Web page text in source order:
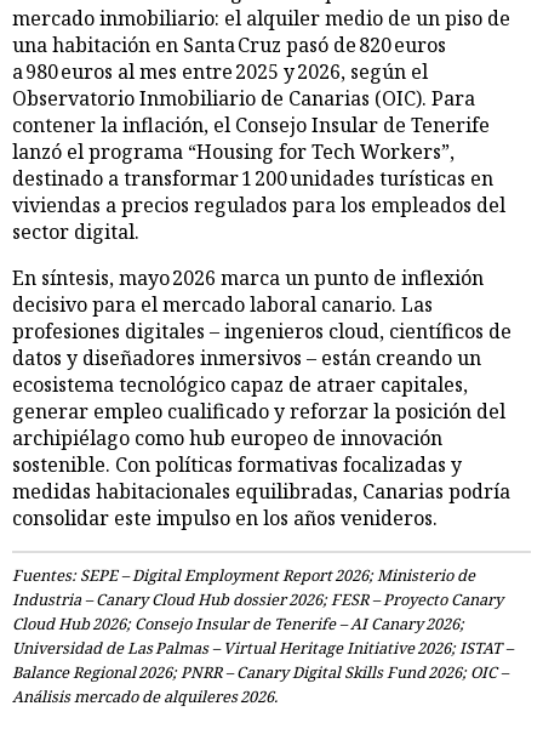
mercado inmobiliario: el alquiler medio de un piso de
una habitación en Santa Cruz pasó de 820 euros
a 980 euros al mes entre 2025 y 2026, según el
Observatorio Inmobiliario de Canarias (OIC). Para
contener la inflación, el Consejo Insular de Tenerife
lanzó el programa “Housing for Tech Workers”,
destinado a transformar 1 200 unidades turísticas en
viviendas a precios regulados para los empleados del
sector digital.
En síntesis, mayo 2026 marca un punto de inflexión
decisivo para el mercado laboral canario. Las
profesiones digitales – ingenieros cloud, científicos de
datos y diseñadores inmersivos – están creando un
ecosistema tecnológico capaz de atraer capitales,
generar empleo cualificado y reforzar la posición del
archipiélago como hub europeo de innovación
sostenible. Con políticas formativas focalizadas y
medidas habitacionales equilibradas, Canarias podría
consolidar este impulso en los años venideros.
Fuentes: SEPE – Digital Employment Report 2026; Ministerio de
Industria – Canary Cloud Hub dossier 2026; FESR – Proyecto Canary
Cloud Hub 2026; Consejo Insular de Tenerife – AI Canary 2026;
Universidad de Las Palmas – Virtual Heritage Initiative 2026; ISTAT –
Balance Regional 2026; PNRR – Canary Digital Skills Fund 2026; OIC –
Análisis mercado de alquileres 2026.